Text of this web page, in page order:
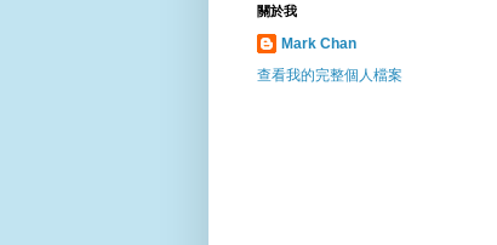
關於我
Mark Chan
查看我的完整個人檔案